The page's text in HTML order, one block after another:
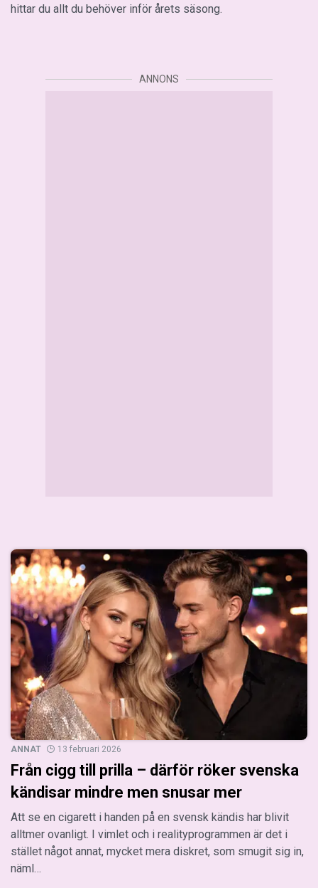
hittar du allt du behöver inför årets säsong.
ANNONS
ANNAT 13 februari 2026
Från cigg till prilla – därför röker svenska
kändisar mindre men snusar mer
Att se en cigarett i handen på en svensk kändis har blivit
alltmer ovanligt. I vimlet och i realityprogrammen är det i
stället något annat, mycket mera diskret, som smugit sig in,
näml…